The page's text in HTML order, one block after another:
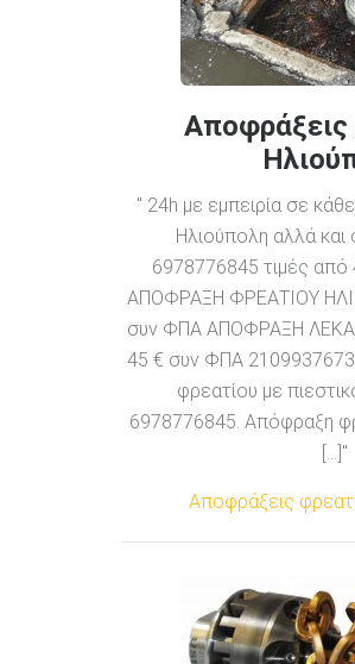
" 24h με εμπειρία σε
Ηλιούπολη αλλά και
6978776845 τιμές από
ΑΠΟΦΡΑΞΗ ΦΡΕΑΤΙΟΥ
συν ΦΠΑ ΑΠΟΦΡΑΞΗ
45 € συν ΦΠΑ
φρεατίου με
6978776845. Απόφραξη
[...]"
Αποφράξεις